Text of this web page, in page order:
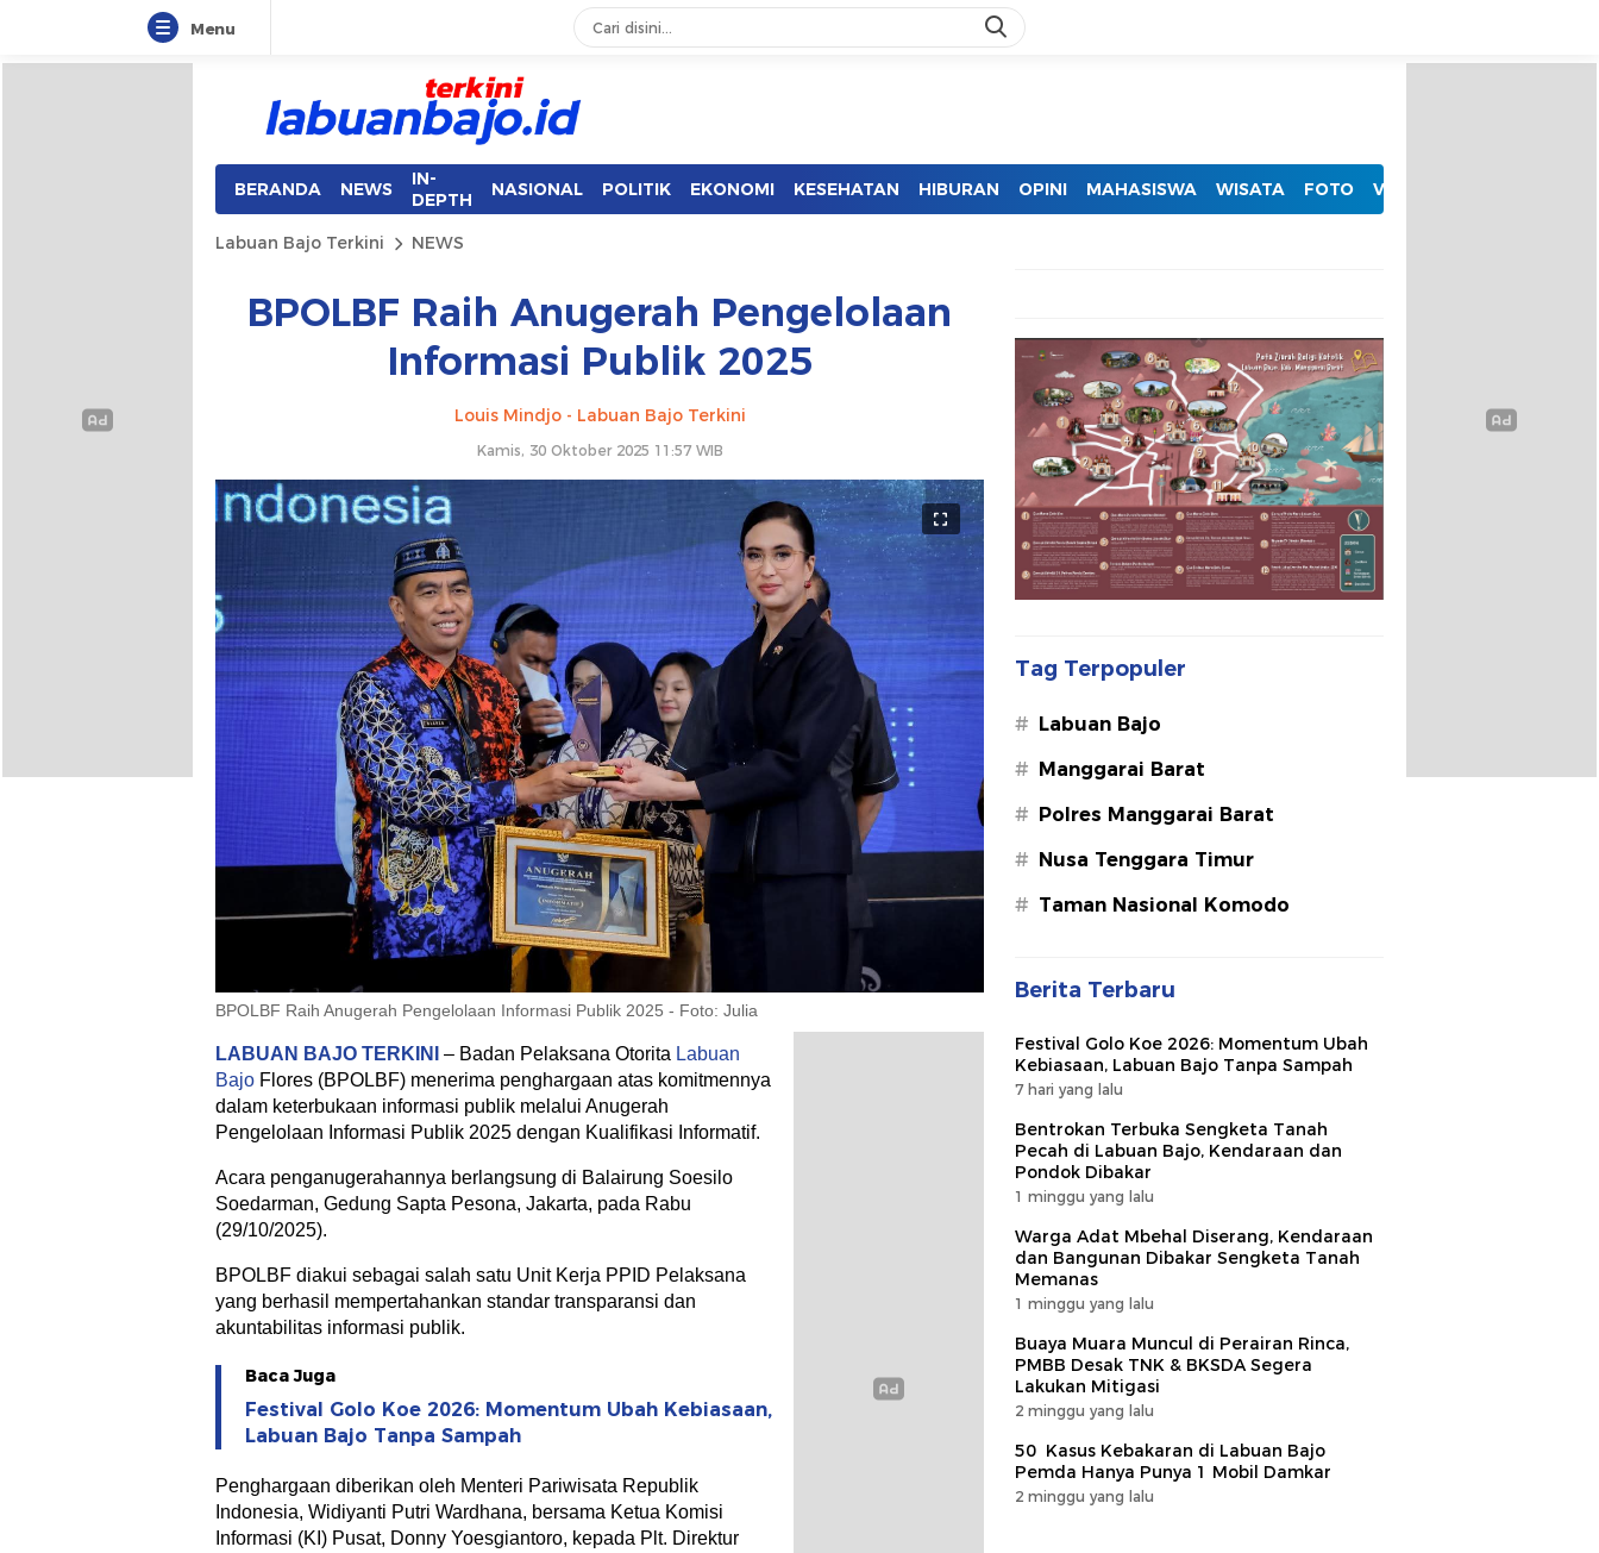
Menu
Labuan Bajo Terkini
Aktual & Berimbang
BERANDA NEWS
IN-
DEPTH
NASIONAL POLITIK EKONOMI KESEHATAN HIBURAN OPINI MAHASISWA WISATA FOTO VIDEO
Labuan Bajo Terkini NEWS
BPOLBF Raih Anugerah Pengelolaan
Informasi Publik 2025
Louis Mindjo - Labuan Bajo Terkini
Kamis, 30 Oktober 2025 11:57 WIB
BPOLBF Raih Anugerah Pengelolaan Informasi Publik 2025 - Foto: Julia
LABUAN BAJO TERKINI – Badan Pelaksana Otorita Labuan
Bajo Flores (BPOLBF) menerima penghargaan atas komitmennya
dalam keterbukaan informasi publik melalui Anugerah
Pengelolaan Informasi Publik 2025 dengan Kualifikasi Informatif.
Acara penganugerahannya berlangsung di Balairung Soesilo
Soedarman, Gedung Sapta Pesona, Jakarta, pada Rabu
(29/10/2025).
BPOLBF diakui sebagai salah satu Unit Kerja PPID Pelaksana
yang berhasil mempertahankan standar transparansi dan
akuntabilitas informasi publik.
Baca Juga
Festival Golo Koe 2026: Momentum Ubah Kebiasaan,
Labuan Bajo Tanpa Sampah
Penghargaan diberikan oleh Menteri Pariwisata Republik
Indonesia, Widiyanti Putri Wardhana, bersama Ketua Komisi
Informasi (KI) Pusat, Donny Yoesgiantoro, kepada Plt. Direktur
Tag Terpopuler
#
Labuan Bajo
#
Manggarai Barat
#
Polres Manggarai Barat
#
Nusa Tenggara Timur
# Taman Nasional Komodo
Berita Terbaru
Festival Golo Koe 2026: Momentum Ubah
Kebiasaan, Labuan Bajo Tanpa Sampah
7 hari yang lalu
Bentrokan Terbuka Sengketa Tanah
Pecah di Labuan Bajo, Kendaraan dan
Pondok Dibakar
1 minggu yang lalu
Warga Adat Mbehal Diserang, Kendaraan
dan Bangunan Dibakar Sengketa Tanah
Memanas
1 minggu yang lalu
Buaya Muara Muncul di Perairan Rinca,
PMBB Desak TNK & BKSDA Segera
Lakukan Mitigasi
2 minggu yang lalu
50 Kasus Kebakaran di Labuan Bajo
Pemda Hanya Punya 1 Mobil Damkar
2 minggu yang lalu